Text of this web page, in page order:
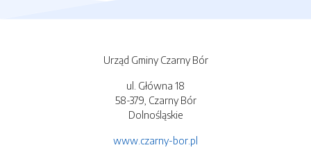
Urząd Gminy Czarny Bór
ul. Główna 18
58-379, Czarny Bór
Dolnośląskie
www.czarny-bor.pl